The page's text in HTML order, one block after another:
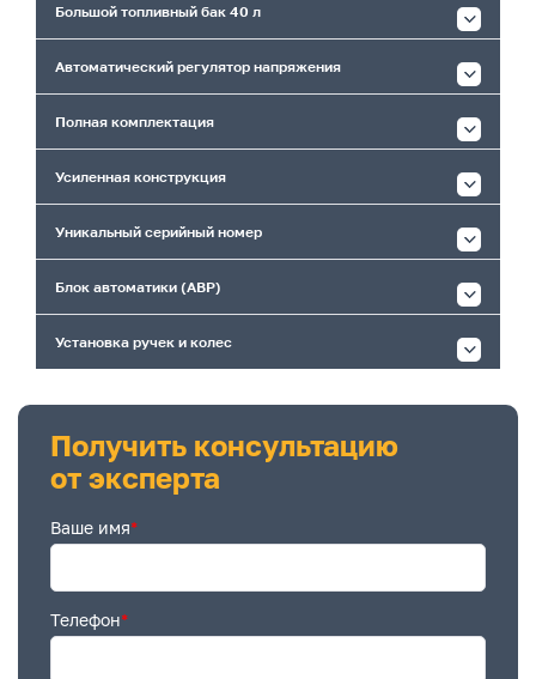
Большой топливный бак 40 л
Автоматический регулятор напряжения
Полная комплектация
Усиленная конструкция
Уникальный серийный номер
Блок автоматики (АВР)
Установка ручек и колес
Получить консультацию
от эксперта
Ваше имя*
Телефон*